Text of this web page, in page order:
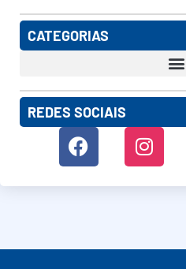
CATEGORIAS
REDES SOCIAIS